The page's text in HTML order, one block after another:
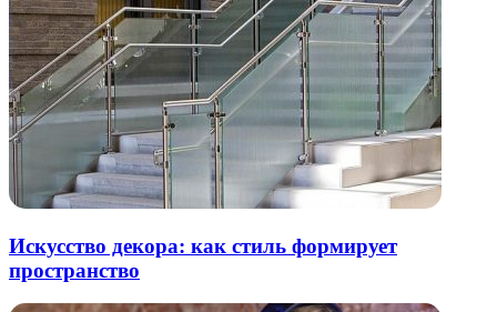
Искусство декора: как стиль формирует
пространство